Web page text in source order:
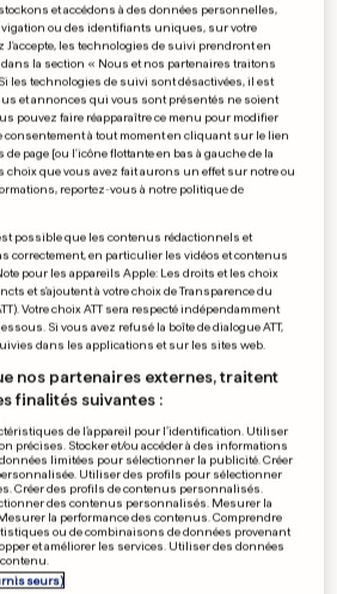
de 35 ans tué
en Lorraine
HIGH-TECH
Instagram allonge la durée de
ses stories pour contrer
TikTok
0 1 2
EN FRANCE
Une Brésilienne à Paris pour
la Fashion Week se fait voler
3 millions d'euros de bijoux
et accédons à des données personnelles,
ou des identifiants uniques, sur votre
J'accepte, les technologies de suivi prendront en
la section « Nous et nos partenaires traitons
les technologies de suivi sont désactivées, il est
et annonces qui vous sont présentés ne soient
pouvez faire réapparaître ce menu pour modifier
consentement à tout moment en cliquant sur le lien
de page [ou l'icône flottante en bas à gauche de la
choix que vous avez fait aurons un effet sur notre ou
reportez-vous à notre politique de
possible que les contenus rédactionnels et
correctement, en particulier les vidéos et contenus
pour les appareils Apple: Les droits et les choix
et s'ajoutent à votre choix de Transparence du
Votre choix ATT sera respecté indépendamment
Si vous avez refusé la boîte de dialogue ATT,
dans les applications et sur les sites web.
nos partenaires externes, traitent
finalités suivantes :
de l’appareil pour l’identification. Utiliser
précises. Stocker et/ou accéder à des informations
limitées pour sélectionner la publicité. Créer
Utiliser des profils pour sélectionner
Créer des profils de contenus personnalisés.
des contenus personnalisés. Mesurer la
la performance des contenus. Comprendre
ou de combinaisons de données provenant
et améliorer les services. Utiliser des données